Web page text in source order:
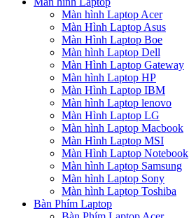
Màn hình Laptop Acer
Màn Hình Laptop Asus
Màn Hình Laptop Boe
Màn hình Laptop Dell
Màn Hình Laptop Gateway
Màn hình Laptop HP
Màn Hình Laptop IBM
Màn hình Laptop lenovo
Màn Hình Laptop LG
Màn hình Laptop Macbook
Màn Hình Laptop MSI
Màn Hình Laptop Notebook
Màn hình Laptop Samsung
Màn hình Laptop Sony
Màn hình Laptop Toshiba
Bàn Phím Laptop